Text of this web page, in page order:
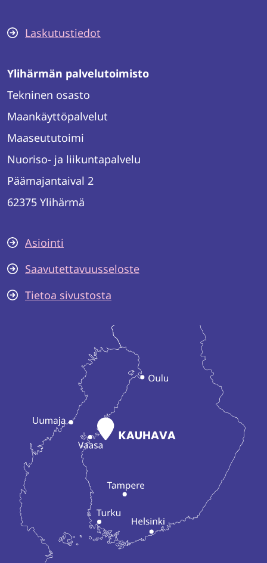
Laskutustiedot
Ylihärmän palvelutoimisto
Tekninen osasto
Maankäyttöpalvelut
Maaseututoimi
Nuoriso- ja liikuntapalvelu
Päämajantaival 2
62375 Ylihärmä
Asiointi
Saavutettavuusseloste
Tietoa sivustosta